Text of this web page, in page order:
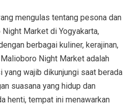
mengulas tentang pesona dan
Market di Yogyakarta,
berbagai kuliner, kerajinan,
Night Market adalah
yang wajib dikunjungi saat berada
suasana yang hidup dan
henti, tempat ini menawarkan